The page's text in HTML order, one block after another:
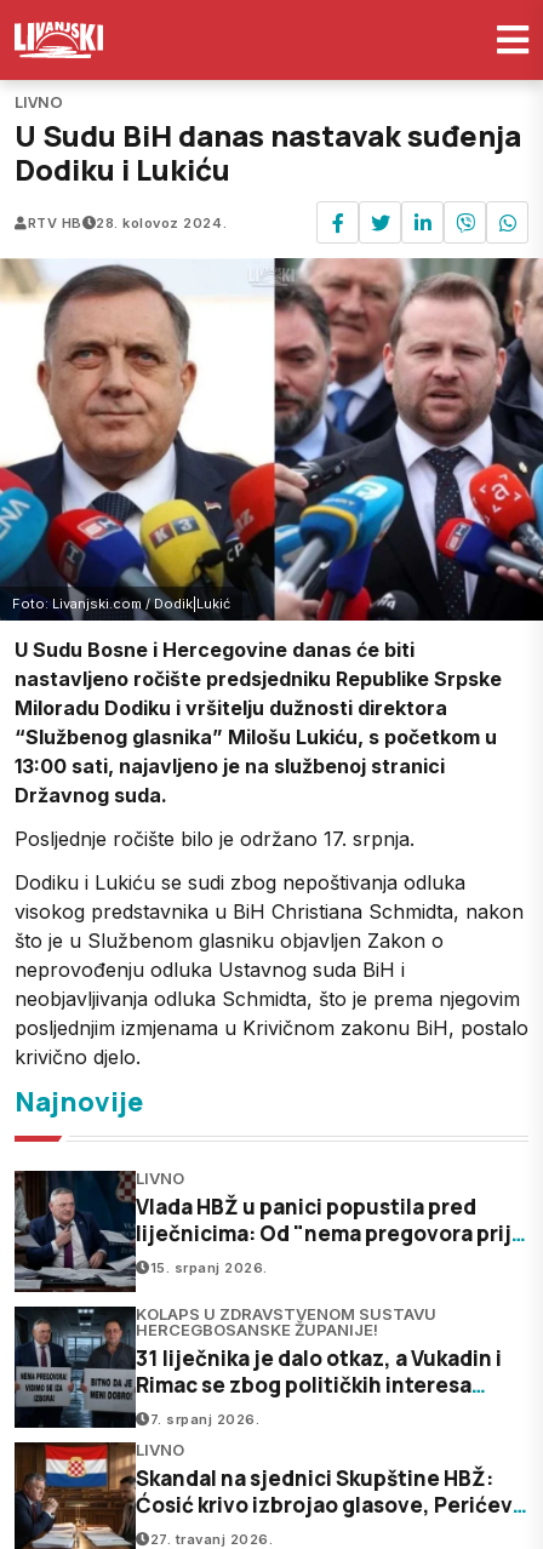
LIVNO
U Sudu BiH danas nastavak suđenja
Dodiku i Lukiću
RTV HB 28. kolovoz 2024.
Foto: Livanjski.com / Dodik|Lukić
U Sudu Bosne i Hercegovine danas će biti
nastavljeno ročište predsjedniku Republike Srpske
Miloradu Dodiku i vršitelju dužnosti direktora
“Službenog glasnika” Milošu Lukiću, s početkom u
13:00 sati, najavljeno je na službenoj stranici
Državnog suda.
Posljednje ročište bilo je održano 17. srpnja.
Dodiku i Lukiću se sudi zbog nepoštivanja odluka
visokog predstavnika u BiH Christiana Schmidta, nakon
što je u Službenom glasniku objavljen Zakon o
neprovođenju odluka Ustavnog suda BiH i
neobjavljivanja odluka Schmidta, što je prema njegovim
posljednjim izmjenama u Krivičnom zakonu BiH, postalo
krivično djelo.
Najnovije
LIVNO
Vlada HBŽ u panici popustila pred
liječnicima: Od "nema pregovora prije
izbora" do “prihvaćamo sve”
15. srpanj 2026.
KOLAPS U ZDRAVSTVENOM SUSTAVU
HERCEGBOSANSKE ŽUPANIJE!
31 liječnika je dalo otkaz, a Vukadin i
Rimac se zbog političkih interesa
čekaju da završe izbori?!
7. srpanj 2026.
LIVNO
Skandal na sjednici Skupštine HBŽ:
Ćosić krivo izbrojao glasove, Perićev
zakon pao...
27. travanj 2026.